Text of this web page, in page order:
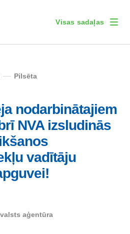
Visas sadaļas
Pilsēta
nodarbinātajiem
NVA izsludinās
vadītāju
aģentūra